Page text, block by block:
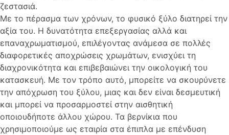
ζεστασιά.
Με το πέρασμα των χρόνων, το φυσικό ξύλο διατηρεί την
αξία του. Η δυνατότητα επεξεργασίας αλλά και
επαναχρωματισμού, επιλέγοντας ανάμεσα σε πολλές
διαφορετικές αποχρώσεις χρωμάτων, ενισχύει τη
διαχρονικότητα και επιβεβαιώνει την οικολογική του
κατασκευή. Με τον τρόπο αυτό, μπορείτε να σκουρύνετε
την απόχρωση του ξύλου, μιας και δεν είναι δεσμευτική
και μπορεί να προσαρμοστεί στην αισθητική
οποιουδήποτε άλλου χώρου. Τα βερνίκια που
χρησιμοποιούμε ως εταιρία στα έπιπλα με επένδυση